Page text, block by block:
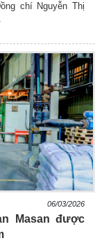
chí Nguyễn Thị
06/03/2026
Masan được